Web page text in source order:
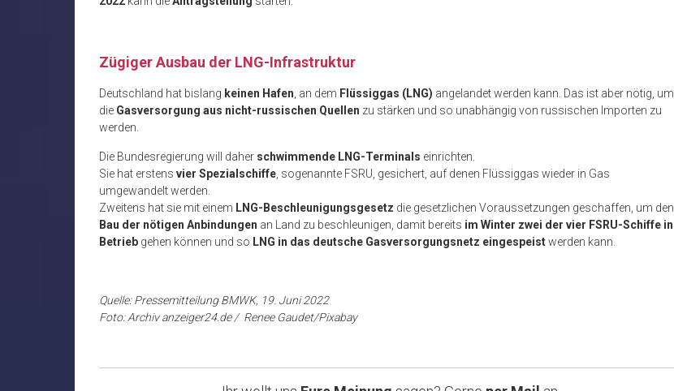
Zügiger Ausbau der LNG-Infrastruktur
Deutschland hat bislang keinen Hafen , an dem Flüssiggas (LNG) angelandet werden kann. Das ist aber nötig, um
die Gasversorgung aus nicht-russischen Quellen zu stärken und so unabhängig von russischen Importen zu
werden.
Die Bundesregierung will daher schwimmende LNG-Terminals einrichten.
Sie hat erstens vier Spezialschiffe , sogenannte FSRU, gesichert, auf denen Flüssiggas wieder in Gas
umgewandelt werden.
Zweitens hat sie mit einem LNG-Beschleunigungsgesetz die gesetzlichen Voraussetzungen geschaffen, um den
Bau der nötigen Anbindungen an Land zu beschleunigen, damit bereits im Winter zwei der vier FSRU-Schiffe in
Betrieb gehen können und so LNG in das deutsche Gasversorgungsnetz eingespeistwerden kann.
Quelle: Pressemitteilung BMWK, 19. Juni 2022
Foto: Archiv anzeiger24.de / Renee Gaudet/Pixabay